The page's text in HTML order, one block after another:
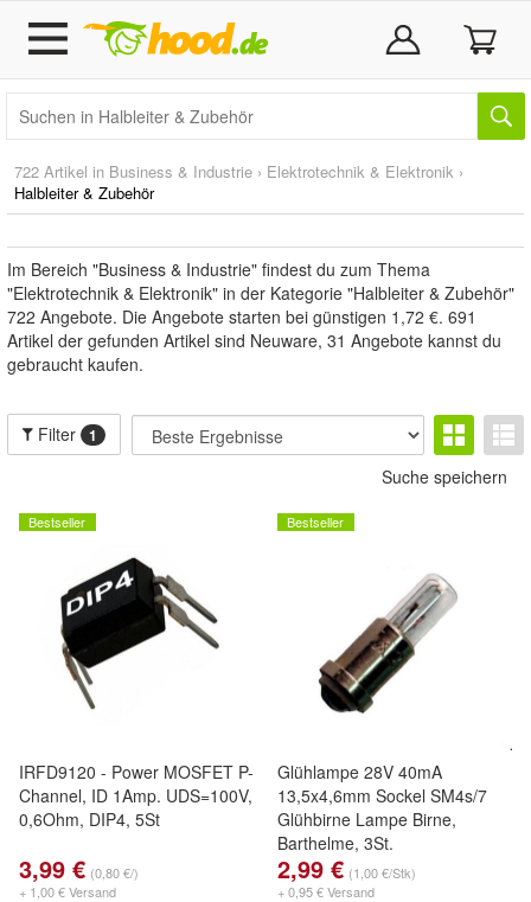
722 Artikel in Business & Industrie › Elektrotechnik & Elektronik ›
Halbleiter & Zubehör
Im Bereich "Business & Industrie" findest du zum Thema
"Elektrotechnik & Elektronik" in der Kategorie "Halbleiter & Zubehör"
722 Angebote. Die Angebote starten bei günstigen 1,72 €. 691
Artikel der gefunden Artikel sind Neuware, 31 Angebote kannst du
gebraucht kaufen.
Filter 1
Suche speichern
Bestseller
IRFD9120 - Power MOSFET P-
Channel, ID 1Amp. UDS=100V,
0,6Ohm, DIP4, 5St
3,99 € (0,80 €/)
+ 1,00 € Versand
Bestseller
Glühlampe 28V 40mA
13,5x4,6mm Sockel SM4s/7
Glühbirne Lampe Birne,
Barthelme, 3St.
2,99 € (1,00 €/Stk)
+ 0,95 € Versand